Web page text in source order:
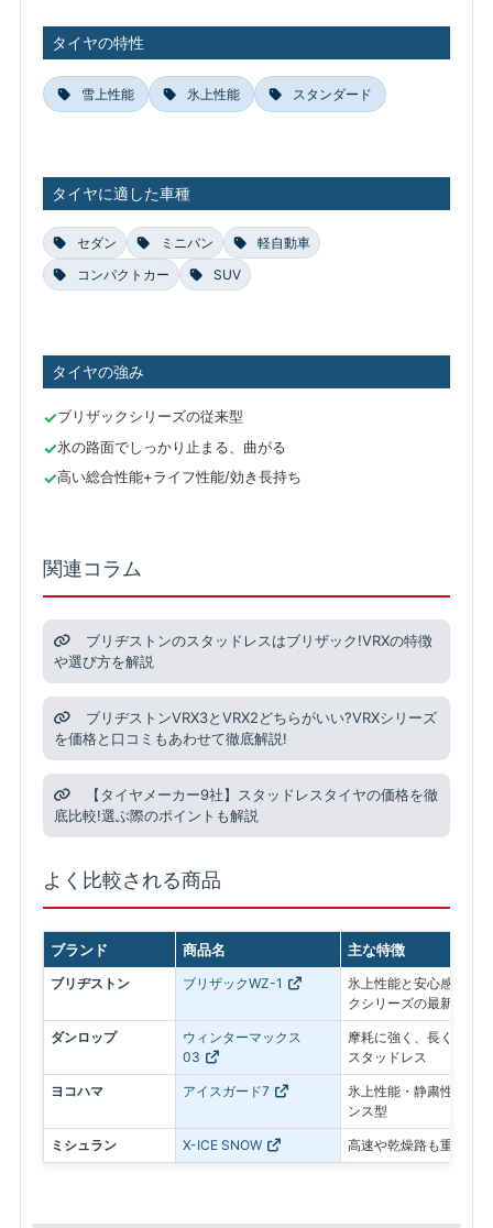
タイヤの特性
雪上性能 氷上性能 スタンダード
タイヤに適した車種
セダン ミニバン
軽自動車
コンパクトカー
SUV
タイヤの強み
ブリザックシリーズの従来型
氷の路面でしっかり止まる、曲がる
高い総合性能+ライフ性能/効き長持ち
関連コラム
ブリヂストンのスタッドレスはブリザック!VRXの特徴
や選び方を解説
ブリヂストンVRX3とVRX2どちらがいい?VRXシリーズ
を価格と口コミもあわせて徹底解説!
【タイヤメーカー9社】スタッドレスタイヤの価格を徹
底比較!選ぶ際のポイントも解説
よく比較される商品
ブランド 商品名 主な特徴
ブリヂストン ブリザックWZ-1
氷上性能と安心感を最
クシリーズの最新モデル
ダンロップ
ウィンターマックス
03
摩耗に強く、長く使い
スタッドレス
ヨコハマ アイスガード7
氷上性能・静粛性・ロ
ンス型
ミシュラン X-ICE SNOW 高速や乾燥路も重視し